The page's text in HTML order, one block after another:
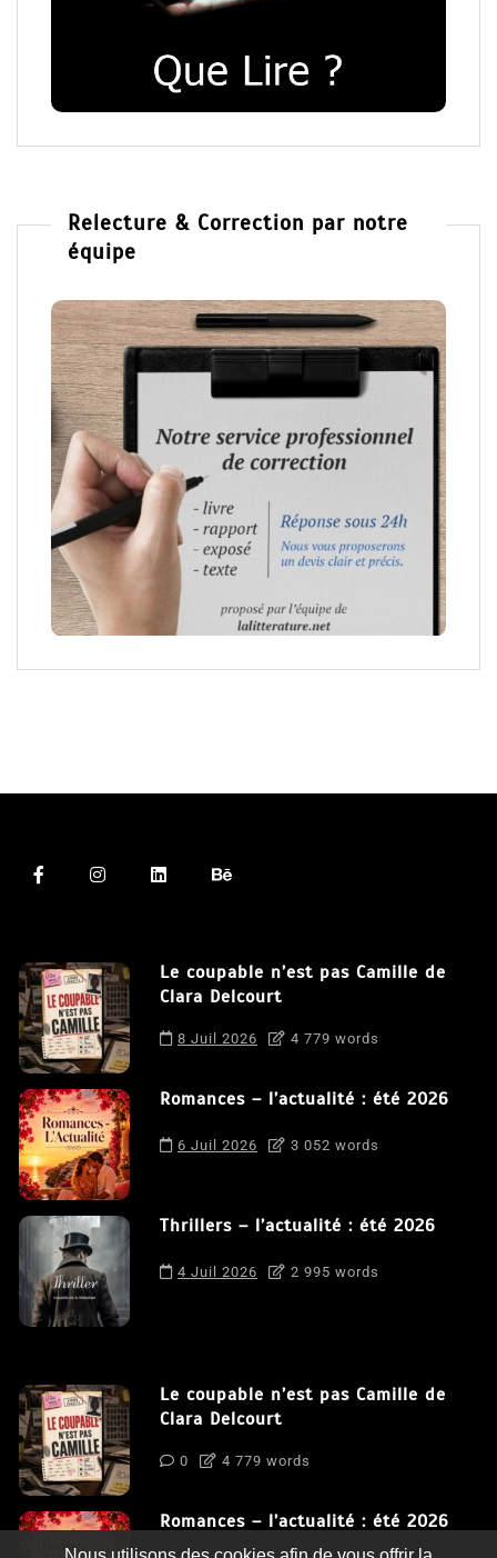
Relecture & Correction par notre
équipe
Le coupable n’est pas Camille de
Clara Delcourt
8 Juil 2026 4 779 words
Romances – l’actualité : été 2026
6 Juil 2026 3 052 words
Thrillers – l’actualité : été 2026
4 Juil 2026 2 995 words
Le coupable n’est pas Camille de
Clara Delcourt
0 4 779 words
Romances – l’actualité : été 2026